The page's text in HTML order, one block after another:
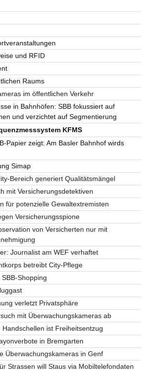
und RFID
Raums
im öffentlichen Verkehr
in Bahnhöfen: SBB fokussiert auf
und verzichtet auf Segmentierung
KFMS
Papier zeigt: Am Basler Bahnhof wirds
Simap
Bereich generiert Qualitätsmängel
mit Versicherungsdetektiven
für potenzielle Gewaltextremisten
Versicherungsspione
von Versicherten nur mit
Journalist am WEF verhaftet
betreibt City-Pflege
Shopping
verletzt Privatsphäre
mit Überwachungskameras ab
ist Freiheitsentzug
in Bremgarten
Überwachungskameras in Genf
Strassen will Staus via Mobiltelefondaten